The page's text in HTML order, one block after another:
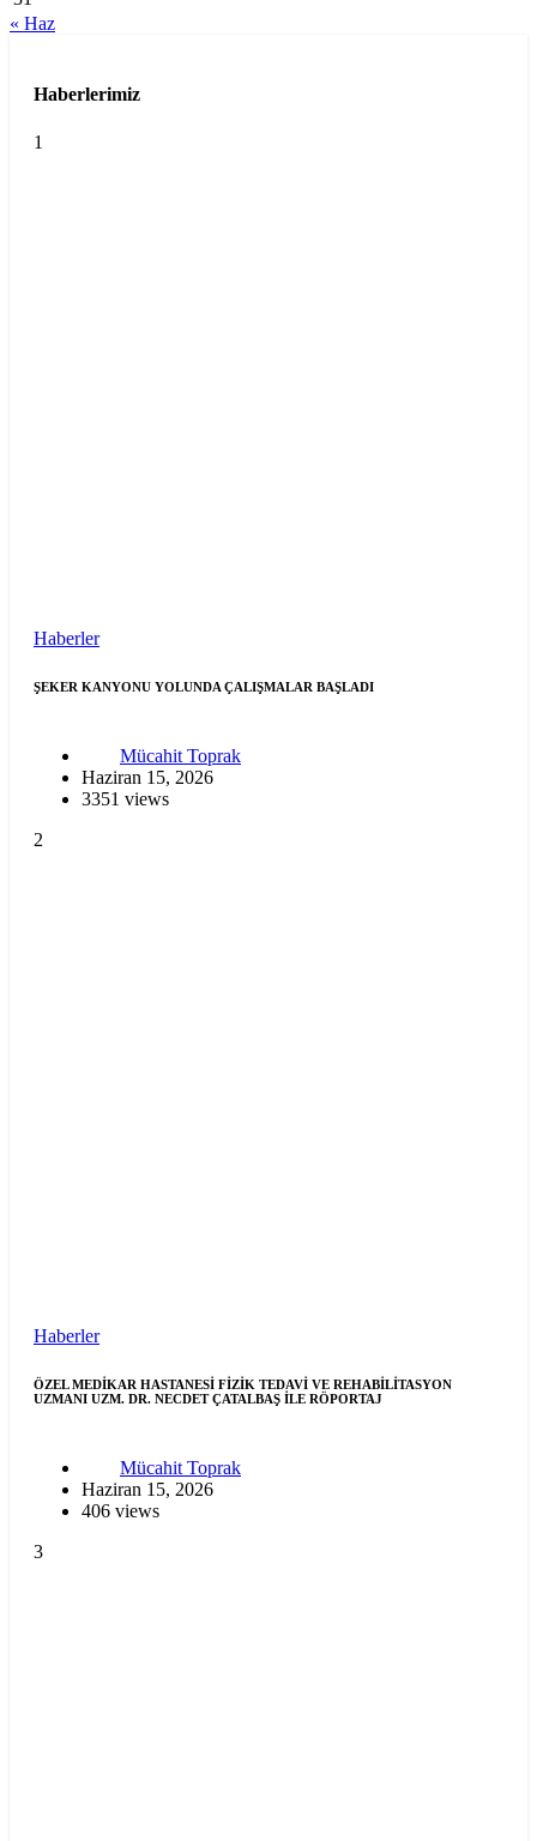
« Haz
Haberlerimiz
1
Haberler
ŞEKER KANYONU YOLUNDA ÇALIŞMALAR BAŞLADI
Mücahit Toprak
Haziran 15, 2026
3351 views
2
Haberler
ÖZEL MEDİKAR HASTANESİ FİZİK TEDAVİ VE REHABİLİTASYON
UZMANI UZM. DR. NECDET ÇATALBAŞ İLE RÖPORTAJ
Mücahit Toprak
Haziran 15, 2026
406 views
3